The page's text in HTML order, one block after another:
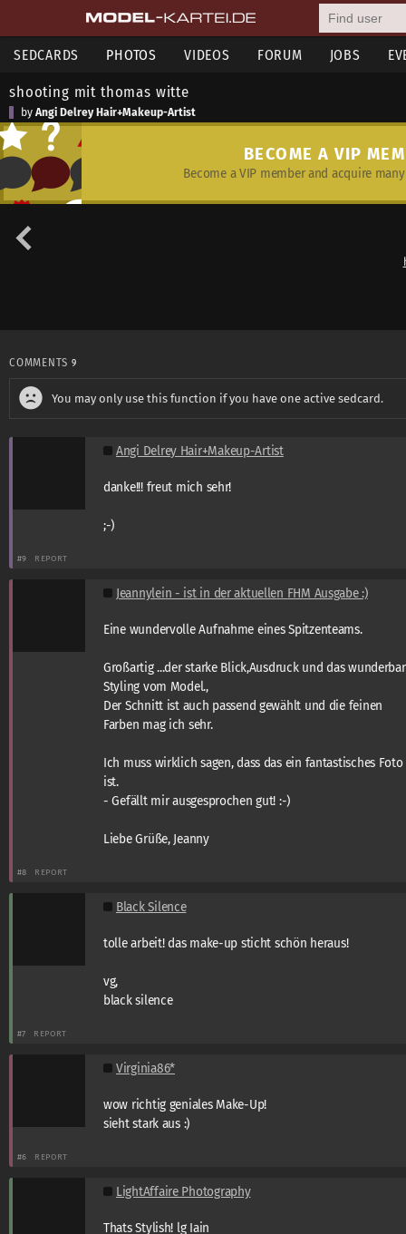
SEDCARDS PHOTOS VIDEOS FORUM JOBS
shooting mit thomas witte
by Angi Delrey Hair+Makeup-Artist
BECOME A VIP
Become a VIP member and acquire
COMMENTS 9
You may only use this function if you have one active sedcard.
Angi Delrey Hair+Makeup-Artist
danke!!! freut mich sehr!
;-)
#9 REPORT
Jeannylein - ist in der aktuellen FHM Ausgabe :)
Eine wundervolle Aufnahme eines Spitzenteams.
Großartig ...der starke Blick,Ausdruck und das
Styling vom Model.,
Der Schnitt ist auch passend gewählt und die feinen
Farben mag ich sehr.
Ich muss wirklich sagen, dass das ein fantastisches Foto
ist.
- Gefällt mir ausgesprochen gut! :-)
Liebe Grüße, Jeanny
#8 REPORT
Black Silence
tolle arbeit! das make-up sticht schön heraus!
vg,
black silence
#7 REPORT
Virginia86*
wow richtig geniales Make-Up!
sieht stark aus :)
#6 REPORT
LightAffaire Photography
Thats Stylish! lg Iain